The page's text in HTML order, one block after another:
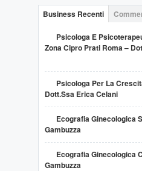
Business Recenti
Psicologa E
Zona Cipro Prati Roma –
Psicologa Per La
Dott.ssa Erica Celani
Ecografia Ginecologica
Gambuzza
Ecografia Ginecologica
Gambuzza